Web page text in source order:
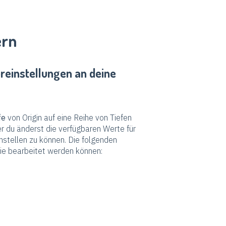
an deine
von Origin auf eine Reihe von Tiefen
du änderst die verfügbaren Werte für
zu können. Die folgenden
bearbeitet werden können: